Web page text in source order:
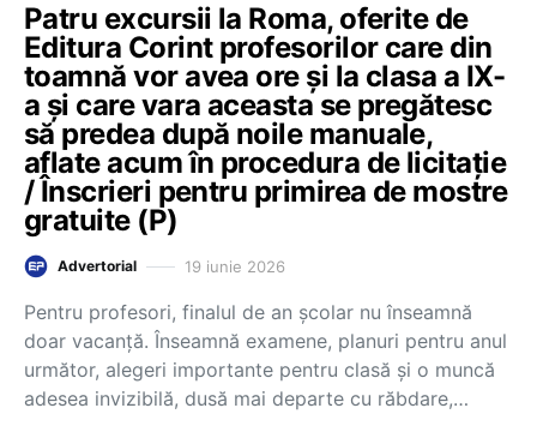
Patru excursii la Roma, oferite de
Editura Corint profesorilor care din
toamnă vor avea ore și la clasa a IX-
a și care vara aceasta se pregătesc
să predea după noile manuale,
aflate acum în procedura de licitație
/ Înscrieri pentru primirea de mostre
gratuite (P)
Advertorial 19 iunie 2026
Pentru profesori, finalul de an școlar nu înseamnă
doar vacanță. Înseamnă examene, planuri pentru anul
următor, alegeri importante pentru clasă și o muncă
adesea invizibilă, dusă mai departe cu răbdare,…